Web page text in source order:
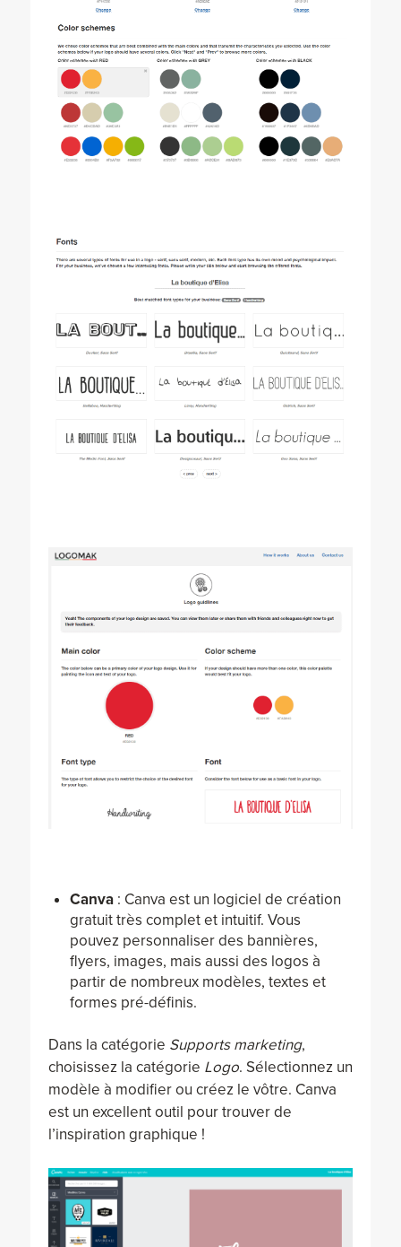
Canva: Canva est un logiciel de création
gratuit très complet et intuitif. Vous
pouvez personnaliser des bannières,
flyers, images, mais aussi des logos à
partir de nombreux modèles, textes et
formes pré-définis.
Dans la catégorie Supports marketing,
choisissez la catégorie Logo. Sélectionnez un
modèle à modifier ou créez le vôtre. Canva
est un excellent outil pour trouver de
l’inspiration graphique !